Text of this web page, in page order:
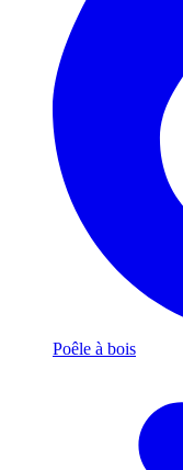
Poêle à bois